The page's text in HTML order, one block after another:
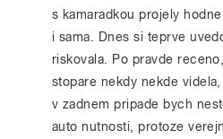
s kamaradkou projely
i sama. Dnes si teprve
riskovala. Po pravde
stopare nekdy nekde
v zadnem pripade bych
auto nutnosti, protoze